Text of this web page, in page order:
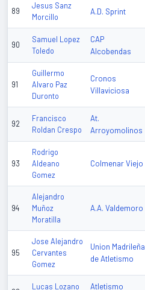
89
Jesus Sanz
Morcillo
A.D. Sprint
90
Samuel Lopez
Toledo
CAP
Alcobendas
91
Guillermo
Alvaro Paz
Duronto
Cronos
Villaviciosa
92
Francisco
Roldan Crespo
At.
Arroyomolinos
93
Rodrigo
Aldeano
Gomez
Colmenar Viejo
94
Alejandro
Muñoz
Moratilla
A.A. Valdemoro
95
Jose Alejandro
Cervantes
Gomez
Union Madrileña
de Atletismo
Lucas Lozano
Atletismo